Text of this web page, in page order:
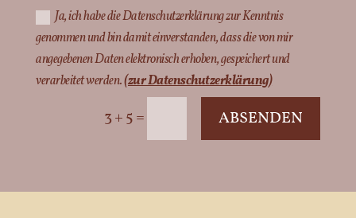
Ja, ich habe die Datenschutzerklärung zur Kenntnis
genommen und bin damit einverstanden, dass die von mir
angegebenen Daten elektronisch erhoben, gespeichert und
verarbeitet werden.(zur Datenschutzerklärung)
3 + 5= ABSENDEN